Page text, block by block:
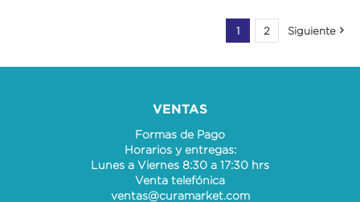
1 2 Siguiente
VENTAS
Formas de Pago
Horarios y entregas:
Lunes a Viernes 8:30 a 17:30 hrs
Venta telefónica
ventas@curamarket.com